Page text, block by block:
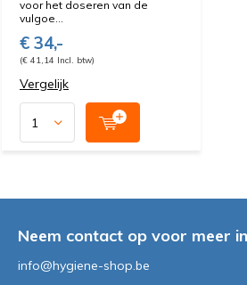
voor het doseren van de
vulgoe...
€ 34,-
(€ 41,14 Incl. btw)
Vergelijk
Neem contact op voor meer
info@hygiene-shop.be